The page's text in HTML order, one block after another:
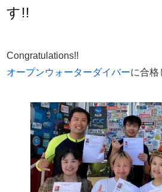
す!!
Congratulations!!
オープンウォーターダイバーに合格